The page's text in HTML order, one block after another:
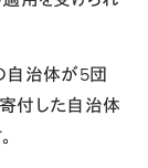
自治体が5団
付した自治体